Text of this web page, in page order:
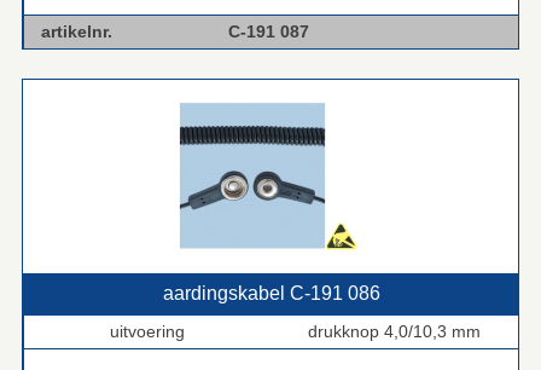
artikelnr. C-191 087
aardingskabel C‑191 086
uitvoering
drukknop 4,0/10,3 mm